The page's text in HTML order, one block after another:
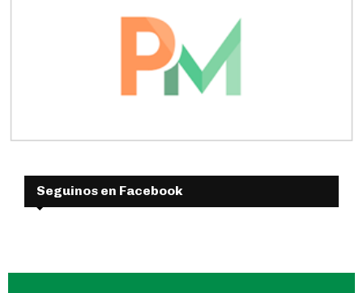
Seguinos en Facebook